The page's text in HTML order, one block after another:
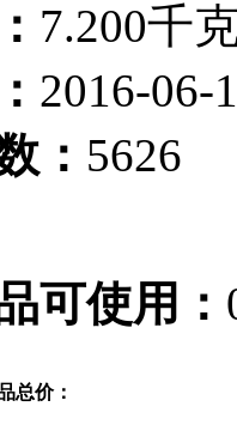
7.200千
2016-06-
： 5626
可使用：
总价：